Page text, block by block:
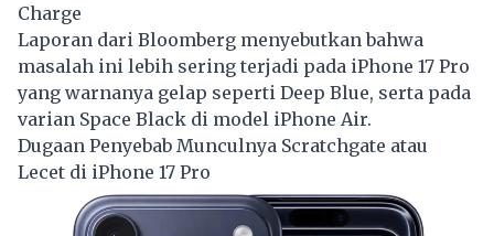
Charge
Laporan dari Bloomberg menyebutkan bahwa
masalah ini lebih sering terjadi pada iPhone 17 Pro
yang warnanya gelap seperti Deep Blue, serta pada
varian Space Black di model iPhone Air.
Dugaan Penyebab Munculnya Scratchgate atau
Lecet di iPhone 17 Pro